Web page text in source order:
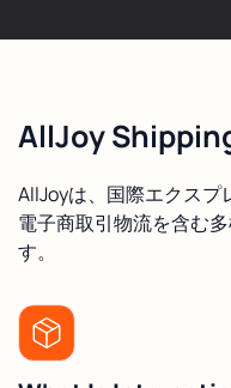
AllJoy
AllJoyは、国際エクス
電子商取引物流を含む
す。